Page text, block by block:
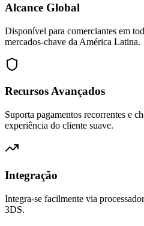
Alcance Global
Disponível para comerciantes em
mercados-chave da América Latina.
Recursos Avançados
Suporta pagamentos recorrentes e
experiência do cliente suave.
Integração
Integra-se facilmente via
3DS.